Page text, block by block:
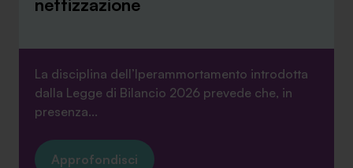
nettizzazione
La disciplina dell’Iperammortamento introdotta
dalla Legge di Bilancio 2026 prevede che, in
presenza...
Approfondisci